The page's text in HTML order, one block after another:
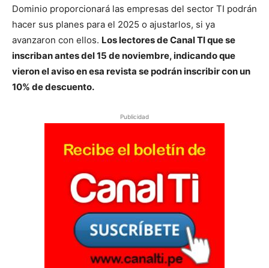
Dominio proporcionará las empresas del sector TI podrán
hacer sus planes para el 2025 o ajustarlos, si ya
avanzaron con ellos. Los lectores de Canal TI que se
inscriban antes del 15 de noviembre, indicando que
vieron el aviso en esa revista se podrán inscribir con un
10% de descuento.
Publicidad